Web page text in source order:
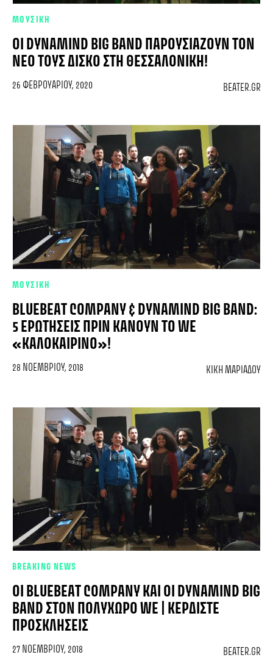
ΜΟΥΣΙΚΗ
ΟΙ DYNAMIND BIG BAND ΠΑΡΟΥΣΙΆΖΟΥΝ ΤΟΝ
ΝΈΟ ΤΟΥΣ ΔΊΣΚΟ ΣΤΗ ΘΕΣΣΑΛΟΝΊΚΗ!
26 ΦΕΒΡΟΥΑΡΊΟΥ, 2020 BEATER.GR
ΜΟΥΣΙΚΗ
BLUEBEAT COMPANY & DYNAMIND BIG BAND:
5 ΕΡΩΤΉΣΕΙΣ ΠΡΙΝ ΚΆΝΟΥΝ ΤΟ WE
«ΚΑΛΟΚΑΙΡΙΝΌ»!
28 ΝΟΕΜΒΡΊΟΥ, 2018 ΚΙΚΉ ΜΑΡΙΆΔΟΥ
BREAKING NEWS
ΟΙ BLUEBEAT COMPANY ΚΑΙ ΟΙ DYNAMIND BIG
BAND ΣΤΟΝ ΠΟΛΥΧΏΡΟ WE | ΚΕΡΔΊΣΤΕ
ΠΡΟΣΚΛΉΣΕΙΣ
27 ΝΟΕΜΒΡΊΟΥ, 2018 BEATER.GR